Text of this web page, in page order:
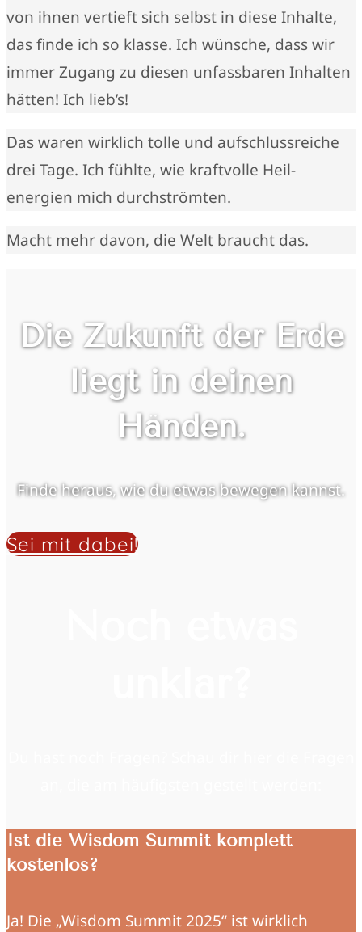
von ihnen vertieft sich selbst in diese Inhalte,
das finde ich so klasse. Ich wünsche, dass wir
immer Zugang zu diesen unfassbaren Inhalten
hätten! Ich lieb’s!
Das waren wirklich tolle und aufschlussreiche
drei Tage. Ich fühlte, wie kraftvolle Heil-
energien mich durchströmten.
Macht mehr davon, die Welt braucht das.
Die Zukunft der Erde
liegt in deinen
Händen.
Finde heraus, wie du etwas bewegen kannst.
Sei mit dabei!
Ist die Wisdom Summit komplett
kostenlos?
Ja! Die „Wisdom Summit 2025“ ist wirklich